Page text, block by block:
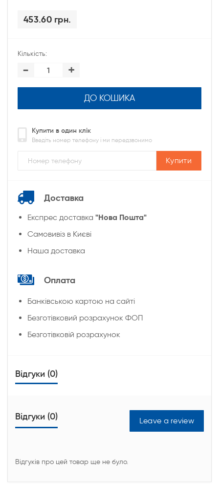
453.60 грн.
Кількість:
- +
ДО КОШИКА
Купити в один клік
Введіть номер телефону і ми передзвонимо
Купити
Доставка
Експрес доставка "Нова Пошта"
Cамовивіз в Києві
Наша доставка
Оплата
Банківською картою на сайті
Безготівковий розрахунок ФОП
Безготівковій розрахунок
Відгуки (0)
Відгуки (0) Leave a review
Відгуків про цей товар ще не було.